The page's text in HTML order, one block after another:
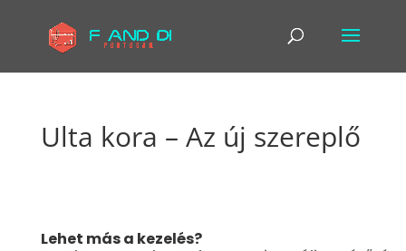
Ulta kora – Az új szereplő
Lehet más a kezelés?